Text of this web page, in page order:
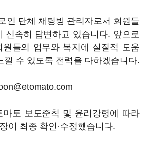
인 단체 채팅방 관리자로서 회원들
신속히 답변하고 있습니다. 앞으로
원들의 업무와 복지에 실질적 도움
낄 수 있도록 전력을 다하겠습니다.
마토 보도준칙 및 윤리강령에 따라
이 최종 확인·수정했습니다.